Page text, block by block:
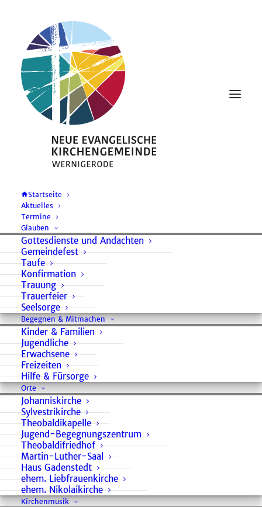
Startseite
Aktuelles
Termine
Glauben
Gottesdienste und Andachten
Gemeindefest
Taufe
Konfirmation
Trauung
Trauerfeier
Seelsorge
Begegnen & Mitmachen
Kinder & Familien
Jugendliche
Erwachsene
Freizeiten
Hilfe & Fürsorge
Orte
Johanniskirche
Sylvestrikirche
Theobaldikapelle
Jugend-Begegnungszentrum
Theobaldifriedhof
Martin-Luther-Saal
Haus Gadenstedt
ehem. Liebfrauenkirche
ehem. Nikolaikirche
Kirchenmusik
J. S. Bach:
Johannes-
Passion
J. S. Bach: Johannes-
Passion BWV 245
Kathleen Danke |
Sopran
Anne-Beke Sontag | Alt
Matthias Schubotz |
Tenor
Luciano Lodi | Bass
Fabian Kuhnen | Bass
(Christusworte)
Kantorei Wernigerode
Telemannisches
Collegium Michaelstein